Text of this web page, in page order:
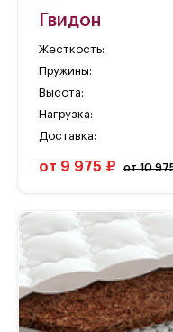
Гвидон
Жесткость:
Пружины:
Высота:
Нагрузка:
Доставка:
от 9 975 ₽ от 10